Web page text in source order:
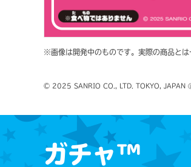
※画像は開発中のものです。実際の商品とは
© 2025 SANRIO CO., LTD. TOKYO, JAPAN
ガチャ™